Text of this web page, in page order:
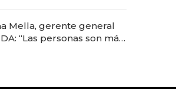
Mella, gerente general
“Las personas son más